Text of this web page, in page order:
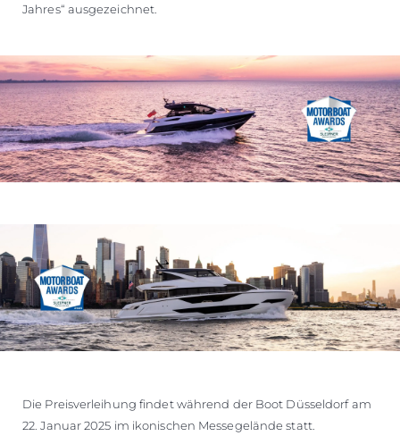
Jahres“ ausgezeichnet.
Die Preisverleihung findet während der Boot Düsseldorf am
22. Januar 2025 im ikonischen Messegelände statt.